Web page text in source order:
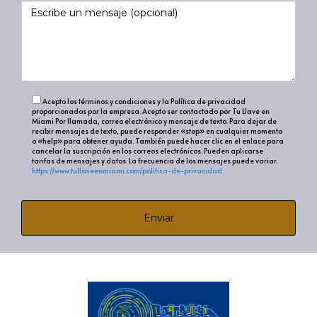
venta.
¿Cómo influyen las condiciones del mercado
en la venta de propiedades?
Durante un mercado de vendedores, las propiedades
tienden a venderse más rápido debido a una alta
pueden estar más tiempo en el mercado debido a una
mayor oferta.
de propiedades?
Las temporadas, especialmente la primavera y el verano,
Acepto los términos y condiciones y la Política de privacidad
proporcionados por la empresa. Acepto ser contactado por Tu Llave en
Miami Por llamada, correo electrónico y mensaje de texto. Para dejar de
recibir mensajes de texto, puede responder «stop» en cualquier momento
o «help» para obtener ayuda. También puede hacer clic en el enlace para
cancelar la suscripción en los correos electrónicos. Pueden aplicarse
tarifas de mensajes y datos. La frecuencia de los mensajes puede variar.
https://www.tullaveenmiami.com/politica-de-privacidad
Enviar